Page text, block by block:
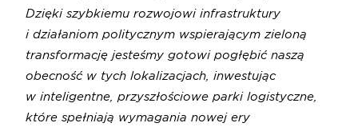
Dzięki szybkiemu rozwojowi infrastruktury
i działaniom politycznym wspierającym zieloną
transformację jesteśmy gotowi pogłębić naszą
obecność w tych lokalizacjach, inwestując
w inteligentne, przyszłościowe parki logistyczne,
które spełniają wymagania nowej ery